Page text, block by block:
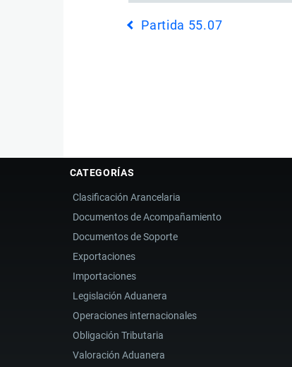
transversales
Partida 55.07
CATEGORÍAS
Clasificación Arancelaria
Documentos de Acompañamiento
Documentos de Soporte
Exportaciones
Importaciones
Legislación Aduanera
Operaciones internacionales
Obligación Tributaria
Valoración Aduanera